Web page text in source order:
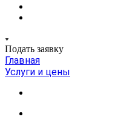
Подать заявку
Главная
Услуги и цены